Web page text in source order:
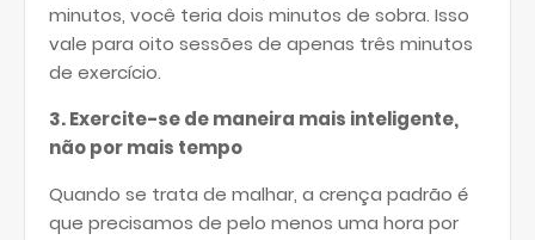
minutos, você teria dois minutos de sobra. Isso
vale para oito sessões de apenas três minutos
de exercício.
3. Exercite-se de maneira mais inteligente,
não por mais tempo
Quando se trata de malhar, a crença padrão é
que precisamos de pelo menos uma hora por